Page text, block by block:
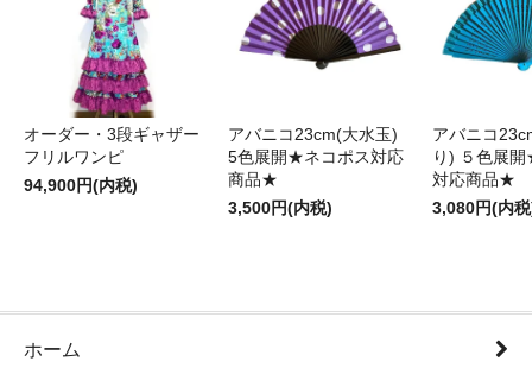
オーダー・3段ギャザー
フリルワンピ
94,900円(内税)
アバニコ23cm(大水玉)
5色展開★ネコポス対応
商品★
3,500円(内税)
アバニコ
り) ５色展
対応商品★
3,080円(内
ホーム